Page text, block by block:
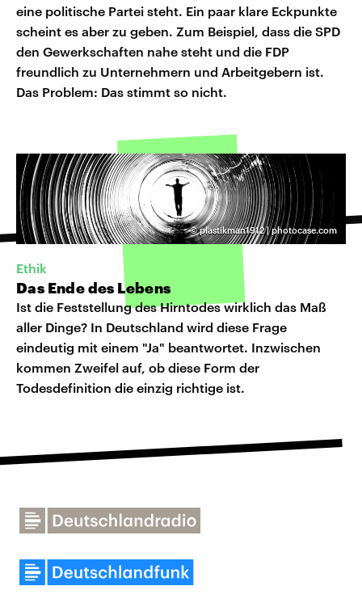
eine politische Partei steht. Ein paar klare Eckpunkte
scheint es aber zu geben. Zum Beispiel, dass die SPD
den Gewerkschaften nahe steht und die FDP
freundlich zu Unternehmern und Arbeitgebern ist.
Das Problem: Das stimmt so nicht.
©plastikman1912 | photocase.com
Ethik
Das Ende des Lebens
Ist die Feststellung des Hirntodes wirklich das Maß
aller Dinge? In Deutschland wird diese Frage
eindeutig mit einem "Ja" beantwortet. Inzwischen
kommen Zweifel auf, ob diese Form der
Todesdefinition die einzig richtige ist.